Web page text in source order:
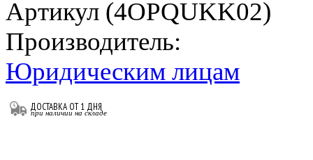
Артикул (4OPQUKK02)
Производитель:
Юридическим лицам
ДОСТАВКА ОТ 1 ДНЯ
при наличии на складе